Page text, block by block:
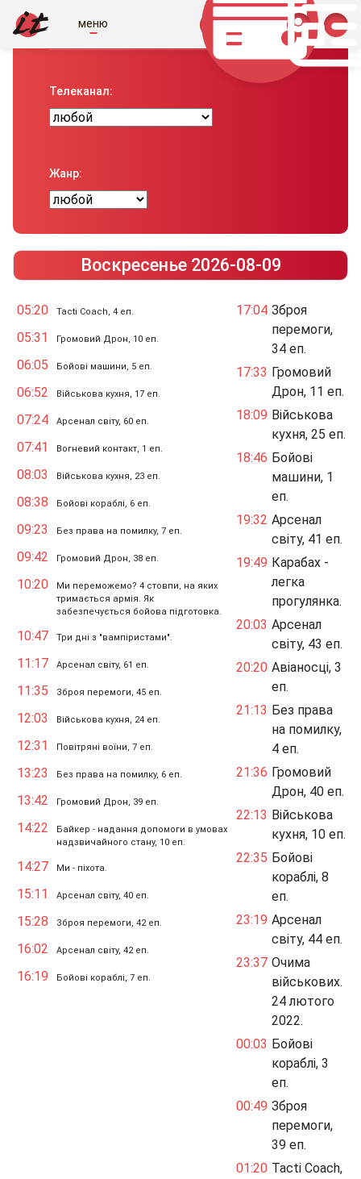
меню
Телепрограма вiд IT
Телеканал:
Жанр:
Воскресенье 2026-08-09
05:20 Tacti Coach, 4 еп.
05:31 Громовий Дрон, 10 еп.
06:05 Бойові машини, 5 еп.
06:52 Військова кухня, 17 еп.
07:24 Арсенал світу, 60 еп.
07:41 Вогневий контакт, 1 еп.
08:03 Військова кухня, 23 еп.
08:38 Бойові кораблі, 6 еп.
09:23 Без права на помилку, 7 еп.
09:42 Громовий Дрон, 38 еп.
10:20
Ми переможемо? 4 стовпи, на яких
тримається армія. Як
забезпечується бойова підготовка.
10:47 Три дні з "вампіристами".
11:17 Арсенал світу, 61 еп.
11:35 Зброя перемоги, 45 еп.
12:03 Військова кухня, 24 еп.
12:31 Повітряні воїни, 7 еп.
13:23 Без права на помилку, 6 еп.
13:42 Громовий Дрон, 39 еп.
14:22
Байкер - надання допомоги в умовах
надзвичайного стану, 10 еп.
14:27 Ми - піхота.
15:11 Арсенал світу, 40 еп.
15:28 Зброя перемоги, 42 еп.
16:02 Арсенал світу, 42 еп.
16:19 Бойові кораблі, 7 еп.
17:04 Зброя
перемоги,
34 еп.
17:33 Громовий
Дрон, 11 еп.
18:09 Військова
кухня, 25 еп.
18:46 Бойові
машини, 1
еп.
19:32 Арсенал
світу, 41 еп.
19:49 Карабах -
легка
прогулянка.
20:03 Арсенал
світу, 43 еп.
20:20 Авіаносці, 3
еп.
21:13 Без права
на помилку,
4 еп.
21:36 Громовий
Дрон, 40 еп.
22:13 Військова
кухня, 10 еп.
22:35 Бойові
кораблі, 8
еп.
23:19 Арсенал
світу, 44 еп.
23:37 Очима
військових.
24 лютого
2022.
00:03 Бойові
кораблі, 3
еп.
00:49 Зброя
перемоги,
39 еп.
01:20 Tacti Coach,